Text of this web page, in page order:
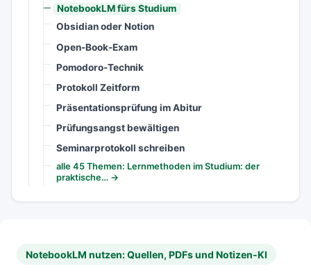
NotebookLM fürs Studium
Obsidian oder Notion
Open-Book-Exam
Pomodoro-Technik
Protokoll Zeitform
Präsentationsprüfung im Abitur
Prüfungsangst bewältigen
Seminarprotokoll schreiben
alle 45 Themen: Lernmethoden im Studium: der
praktische… →
NotebookLM nutzen: Quellen, PDFs und Notizen-KI